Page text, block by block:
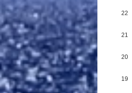
22
21
20
19